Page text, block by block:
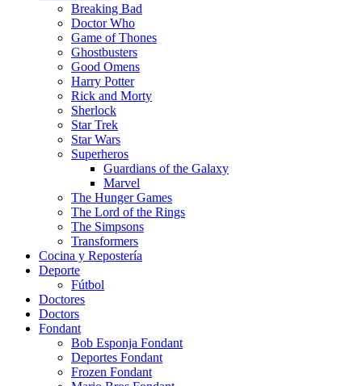
Breaking Bad
Doctor Who
Game of Thones
Ghostbusters
Good Omens
Harry Potter
Rick and Morty
Sherlock
Star Trek
Star Wars
Superheros
Guardians of the Galaxy
Marvel
The Hunger Games
The Lord of the Rings
The Simpsons
Transformers
Cocina y Repostería
Deporte
Fútbol
Doctores
Doctors
Fondant
Bob Esponja Fondant
Deportes Fondant
Frozen Fondant